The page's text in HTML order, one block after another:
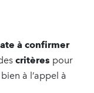
à confirmer
critères pour
à l’appel à